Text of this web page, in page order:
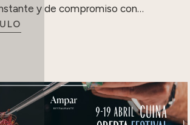
y de compromiso con…